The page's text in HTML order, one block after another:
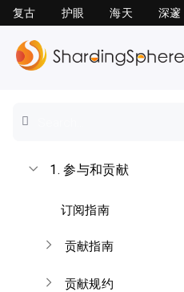
复古 护眼 海天 深邃
1.参与和贡献
订阅指南
贡献指南
贡献规约